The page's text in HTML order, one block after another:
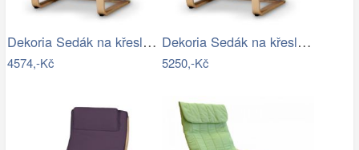
Dekoria Sedák na křeslo IKEA Poäng II,…
4574,-Kč
Dekoria Sedák na křeslo IKEA Poäng II,…
5250,-Kč